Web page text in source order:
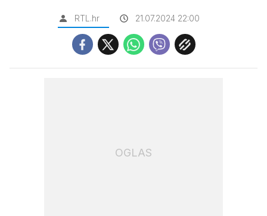
RTL.hr 21.07.2024 22:00
OGLAS